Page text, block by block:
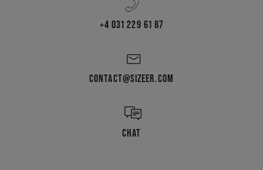
+4 031 229 61 87
CONTACT@SIZEER.COM
CHAT